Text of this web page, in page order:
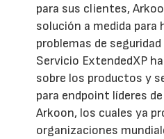
para sus clientes,
solución a medida
problemas de
Servicio ExtendedXP
sobre los productos y
para endpoint líderes
Arkoon, los cuales ya
organizaciones